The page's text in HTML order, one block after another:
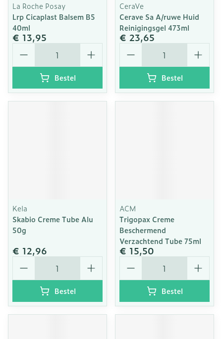
La Roche Posay
Lrp Cicaplast Balsem B5
40ml
€ 13,95
Aantal
Bestel
CeraVe
Cerave Sa A/ruwe Huid
Reinigingsgel 473ml
€ 23,65
Aantal
Bestel
Kela
Skabio Creme Tube Alu
50g
€ 12,96
Aantal
Bestel
ACM
Trigopax Creme
Beschermend
Verzachtend Tube 75ml
€ 15,50
Aantal
Bestel